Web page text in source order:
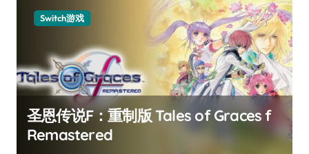
Switch游戏
圣恩传说F：重制版 Tales of Graces f
Remastered